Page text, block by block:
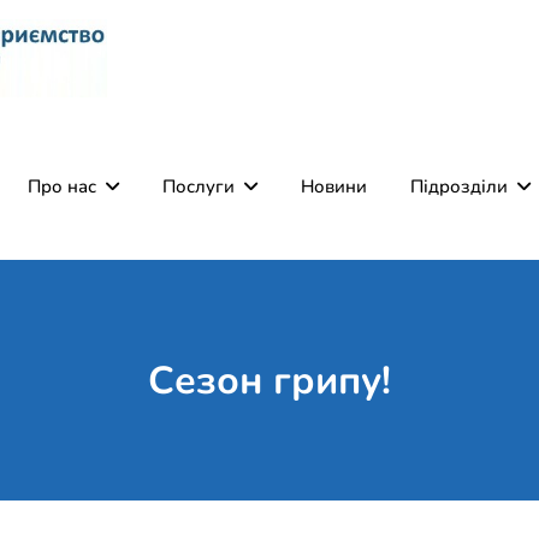
Про нас Послуги Новини Підрозділи
Сезон грипу!